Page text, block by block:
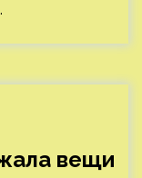
вещи